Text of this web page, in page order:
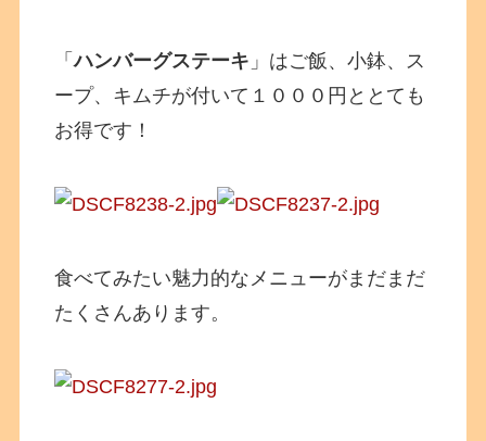
「ハンバーグステーキ 」はご飯、小鉢、ス
ープ、キムチが付いて１０００円ととても
お得です！
食べてみたい魅力的なメニューがまだまだ
たくさんあります。